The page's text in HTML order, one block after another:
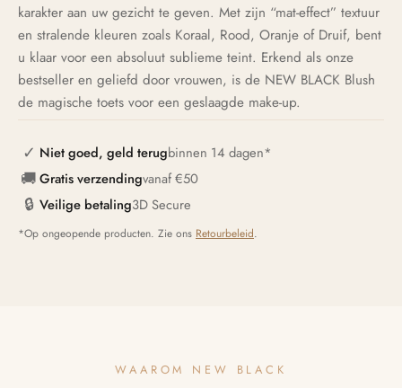
karakter aan uw gezicht te geven. Met zijn “mat-effect” textuur
en stralende kleuren zoals Koraal, Rood, Oranje of Druif, bent
u klaar voor een absoluut sublieme teint. Erkend als onze
bestseller en geliefd door vrouwen, is de NEW BLACK Blush
de magische toets voor een geslaagde make-up.
✓ Niet goed, geld terugbinnen 14 dagen*
🚚Gratis verzendingvanaf €50
🔒 Veilige betaling3D Secure
*Op ongeopende producten. Zie ons Retourbeleid.
WAAROM NEW BLACK